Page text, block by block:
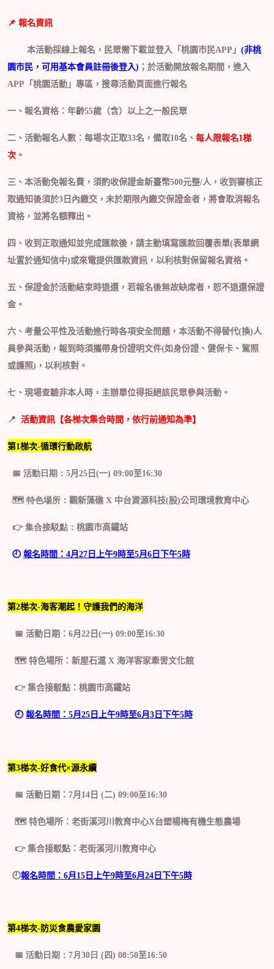
📌 報名資訊
本活動採線上報名，民眾需下載並登入「桃園市民APP 」 (非桃
園市民，可用基本會員註冊後登入) ；於活動開放報名期間，進入
APP 「桃園活動」專區，搜尋活動頁面進行報名
一、報名資格：年齡55歲（含）以上之一般民眾
二、活動報名人數：每場次正取33名，備取10名、 每人限報名1梯
次 。
三、本活動免報名費，須酌收保證金新臺幣500元整/人，收到審核正
取通知後須於3 日內繳交，未於期限內繳交保證金者，將會取消報名
資格，並將名額釋出。
四、收到正取通知並完成匯款後，請主動填寫匯款回覆表單(表單網
址置於通知信中)或來電提供匯款資訊，以利核對保留報名資格。
五、保證金於活動結束時退還，若報名後無故缺席者，恕不退還保證
金。
六、考量公平性及活動進行時各項安全問題，本活動不得替代(換)人
員參與活動，報到時須攜帶身份證明文件(如身份證、健保卡、駕照
或護照)，以利核對。
七、現場查驗非本人時，主辦單位得拒絕該民眾參與活動。
📍 活動資訊【各梯次集合時間，依行前通知為準】
第1梯次-循環行動啟航
📅 活動日期：5月 25 日(一) 09:00至16:30
🗺️ 特色場所： 觀新藻礁 X 中台資源科技(股)公司環境教育中心
👉集合接駁點： 桃園市高鐵站
🕘 報名時間： 4月 27 日上午9時至5月 6 日下午5時
第2梯次-海客潮起！守護我們的海洋
📅 活動日期： 6月 22 日(一) 09:00至16:30
🗺️ 特色場所： 新屋石滬 X 海洋客家牽罟文化館
👉 集合接駁點： 桃園市高鐵站
🕘 報名時間： 5月 25 日上午9時至6月 3 日下午5時
第3梯次-好食代×源永續
📅 活動日期： 7月 14 日 (二) 09:00至16:30
🗺️️ 特色場所： 老街溪河川教育中心X台塑楊梅有機生態農場
👉 集合接駁點： 老街溪河川教育中心
🕘報名時間：6月15 日上午9時至6月24 日下午5時
第4梯次-防災食農愛家園
📅 活動日期： 7 月 30 日 (四) 08:50至16:50